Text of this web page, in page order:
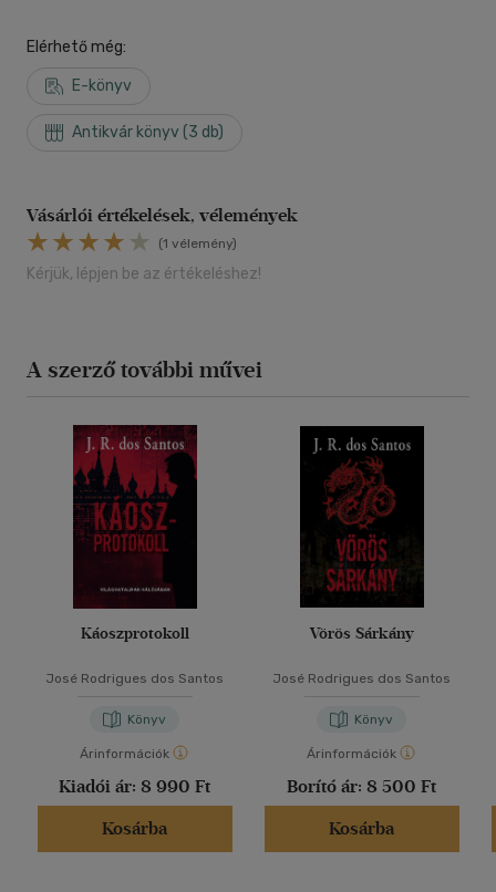
Elérhető még:
E-könyv
Antikvár könyv (3 db)
Vásárlói értékelések, vélemények
(1 vélemény)
Kérjük, lépjen be az értékeléshez!
A szerző további művei
Káoszprotokoll
José Rodrigues dos Santos
Könyv
Árinformációk
Kiadói ár: 8 990 Ft
Kosárba
Vörös Sárkány
José Rodrigues dos Santos
Könyv
Árinformációk
Borító ár: 8 500 Ft
Kosárba